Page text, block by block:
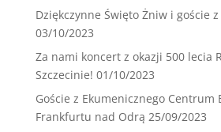
Dziękczynne Święto Żniw i goście
03/10/2023
Za nami koncert z okazji 500 lecia
Szczecinie! 01/10/2023
Goście z Ekumenicznego Centrum
Frankfurtu nad Odrą 25/09/2023